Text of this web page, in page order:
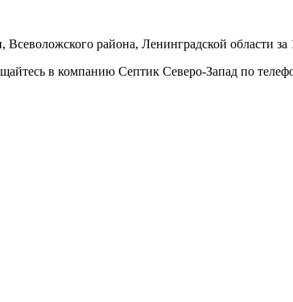
района, Ленинградской области за
в компанию Септик Северо-Запад по